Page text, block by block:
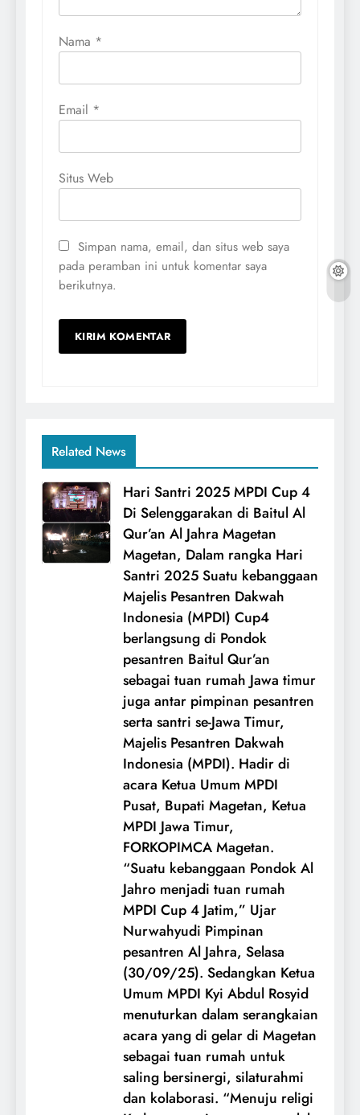
Nama *
Email *
Situs Web
Simpan nama, email, dan situs web saya
pada peramban ini untuk komentar saya
berikutnya.
Related News
Hari Santri 2025 MPDI Cup 4
Di Selenggarakan di Baitul Al
Qur’an Al Jahra Magetan
Magetan, Dalam rangka Hari
Santri 2025 Suatu kebanggaan
Majelis Pesantren Dakwah
Indonesia (MPDI) Cup4
berlangsung di Pondok
pesantren Baitul Qur’an
sebagai tuan rumah Jawa timur
juga antar pimpinan pesantren
serta santri se-Jawa Timur,
Majelis Pesantren Dakwah
Indonesia (MPDI). Hadir di
acara Ketua Umum MPDI
Pusat, Bupati Magetan, Ketua
MPDI Jawa Timur,
FORKOPIMCA Magetan.
“Suatu kebanggaan Pondok Al
Jahro menjadi tuan rumah
MPDI Cup 4 Jatim,” Ujar
Nurwahyudi Pimpinan
pesantren Al Jahra, Selasa
(30/09/25). Sedangkan Ketua
Umum MPDI Kyi Abdul Rosyid
menuturkan dalam serangkaian
acara yang di gelar di Magetan
sebagai tuan rumah untuk
saling bersinergi, silaturahmi
dan kolaborasi. “Menuju religi